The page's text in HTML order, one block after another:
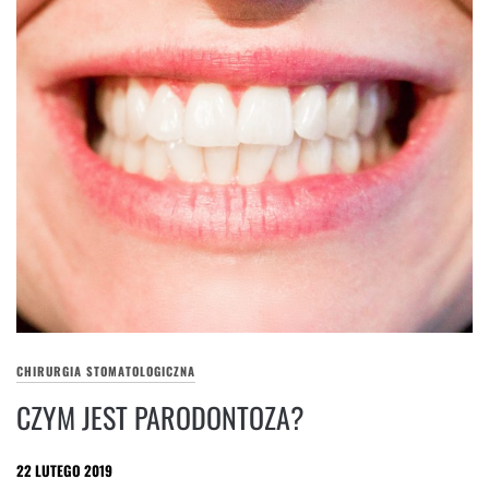
CHIRURGIA STOMATOLOGICZNA
CZYM JEST PARODONTOZA?
22 LUTEGO 2019